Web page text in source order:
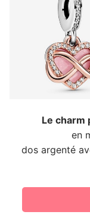
Le
en
dos argenté